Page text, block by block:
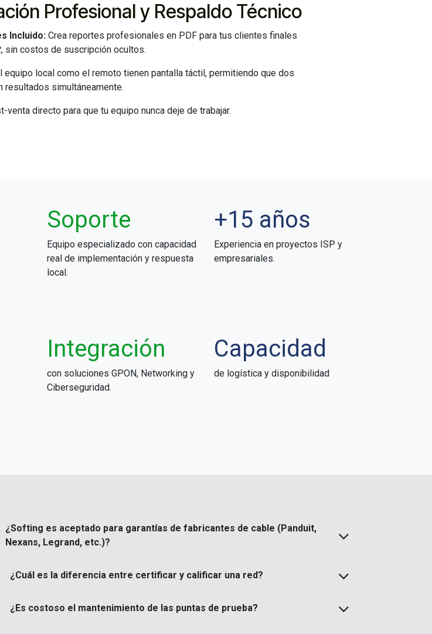
Profesional y Respaldo Técnico
Incluido:Crea reportes profesionales en PDF para tus clientes finales
, sin costos de suscripción ocultos.
equipo local como el remoto tienen pantalla táctil, permitiendo que dos
resultados simultáneamente.
venta directo para que tu equipo nunca deje de trabajar.
Soporte
Equipo especializado con capacidad
real de implementación y respuesta
local.
+15 años
Experiencia en proyectos ISP y
empresariales.
Integración
con soluciones GPON, Networking y
Ciberseguridad.
Capacidad
de logística y disponibilidad
¿Softing es aceptado para garantías de fabricantes de cable (Panduit,
Nexans, Legrand, etc.)?
¿Cuál es la diferencia entre certificar y calificar una red?
¿Es costoso el mantenimiento de las puntas de prueba?